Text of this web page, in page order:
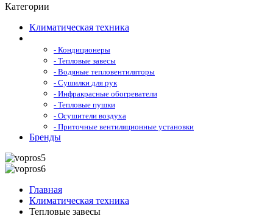
Категории
Климатическая техника
- Кондиционеры
- Тепловые завесы
- Водяные тепловентиляторы
- Сушилки для рук
- Инфракрасные обогреватели
- Тепловые пушки
- Осушители воздуха
- Приточные вентиляционные установки
Бренды
Главная
Климатическая техника
Тепловые завесы